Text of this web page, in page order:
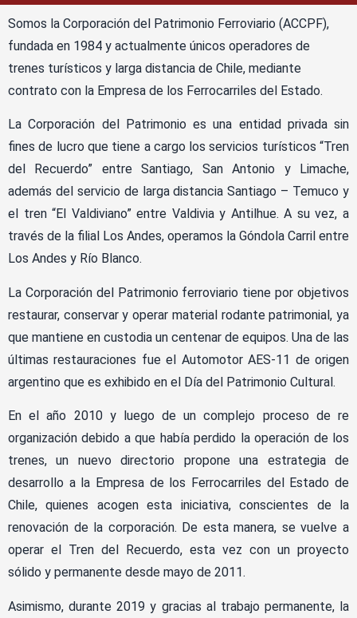
Somos la Corporación del Patrimonio Ferroviario (ACCPF),
fundada en 1984 y actualmente únicos operadores de
trenes turísticos y larga distancia de Chile, mediante
contrato con la Empresa de los Ferrocarriles del Estado.
La Corporación del Patrimonio es una entidad privada sin
fines de lucro que tiene a cargo los servicios turísticos “Tren
del Recuerdo” entre Santiago, San Antonio y Limache,
además del servicio de larga distancia Santiago – Temuco y
el tren “El Valdiviano” entre Valdivia y Antilhue. A su vez, a
través de la filial Los Andes, operamos la Góndola Carril entre
Los Andes y Río Blanco.
La Corporación del Patrimonio ferroviario tiene por objetivos
restaurar, conservar y operar material rodante patrimonial, ya
que mantiene en custodia un centenar de equipos. Una de las
últimas restauraciones fue el Automotor AES-11 de origen
argentino que es exhibido en el Día del Patrimonio Cultural.
En el año 2010 y luego de un complejo proceso de re
organización debido a que había perdido la operación de los
trenes, un nuevo directorio propone una estrategia de
desarrollo a la Empresa de los Ferrocarriles del Estado de
Chile, quienes acogen esta iniciativa, conscientes de la
renovación de la corporación. De esta manera, se vuelve a
operar el Tren del Recuerdo, esta vez con un proyecto
sólido y permanente desde mayo de 2011.
Asimismo, durante 2019 y gracias al trabajo permanente, la